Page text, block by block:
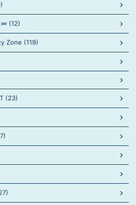
∞ (12)
Zone (119)
(23)